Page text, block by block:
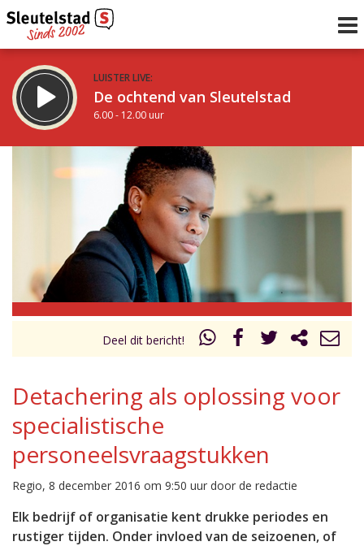
LUISTER LIVE:
De ochtend van Sleutelstad
6.00 - 12.00 uur
De middag van Sleutelstad
uur 1 van 0 Volgend uur
Deel dit bericht!
Detachering als oplossing voor
specialistische
personeelsvraagstukken
Regio, 8 december 2016 om 9:50 uur door de redactie
Elk bedrijf of organisatie kent drukke periodes en
rustiger tijden. Onder invloed van de seizoenen, of